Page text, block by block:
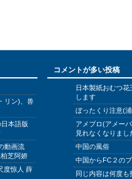
リン)、兽
本語版
動画流
芝阿娇
度惊人 薛
コメントが多い投稿
日本製紙おむつ
します
ぼったくり注意(
アメブロ(アメー
見れなくなりまし
中国の風俗
中国からFC２の
同じ内容は何度